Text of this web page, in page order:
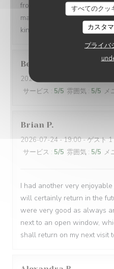
すべてのクッ
カスタ
プライバ
fromages, sorbet, and a
many people have a
kindness. Gracias de parte
Berta
2026-08-01
サービス : 5/5 雰囲気 : 5/5 メ
Brian P
2026-07-24- 19:00 - ゲスト 1
サービス : 5/5 雰囲気 : 5/5 メ
I had another very
will certainly return in the
were very good as always
next to an open window,
shall return on my next visit